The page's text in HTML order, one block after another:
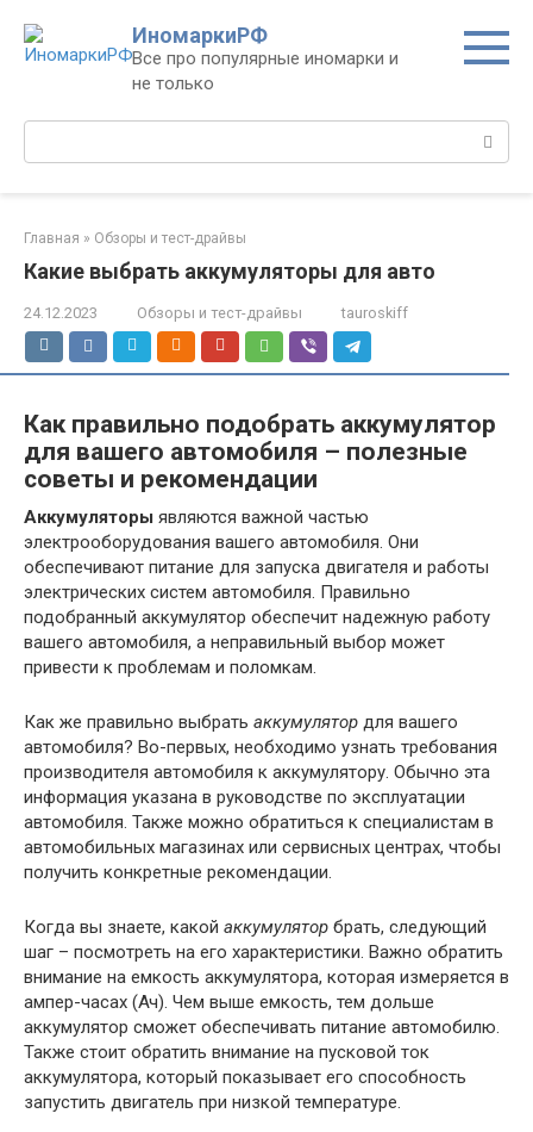
контенту
ИномаркиРФ
Все про популярные иномарки и
не только
Поиск:
Главная » Обзоры и тест-драйвы
Какие выбрать аккумуляторы для авто
24.12.2023 Обзоры и тест-драйвы tauroskiff
Как правильно подобрать аккумулятор
для вашего автомобиля – полезные
советы и рекомендации
Аккумуляторы являются важной частью
электрооборудования вашего автомобиля. Они
обеспечивают питание для запуска двигателя и работы
электрических систем автомобиля. Правильно
подобранный аккумулятор обеспечит надежную работу
вашего автомобиля, а неправильный выбор может
привести к проблемам и поломкам.
Как же правильно выбрать аккумулятор для вашего
автомобиля? Во-первых, необходимо узнать требования
производителя автомобиля к аккумулятору. Обычно эта
информация указана в руководстве по эксплуатации
автомобиля. Также можно обратиться к специалистам в
автомобильных магазинах или сервисных центрах, чтобы
получить конкретные рекомендации.
Когда вы знаете, какой аккумулятор брать, следующий
шаг – посмотреть на его характеристики. Важно обратить
внимание на емкость аккумулятора, которая измеряется в
ампер-часах (Ач). Чем выше емкость, тем дольше
аккумулятор сможет обеспечивать питание автомобилю.
Также стоит обратить внимание на пусковой ток
аккумулятора, который показывает его способность
запустить двигатель при низкой температуре.